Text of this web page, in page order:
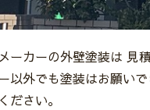
ーカーの外壁塗装は 見
以外でも塗装はお願い
ださい。